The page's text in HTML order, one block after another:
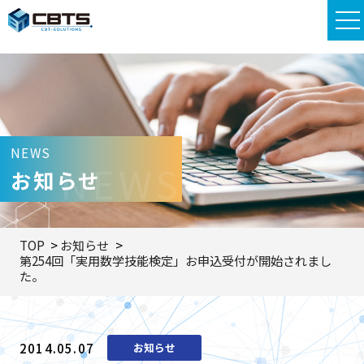
NEWS
お知らせNEWS
TOP
お知らせ
第254回「実用数学技能検定」お申込受付が開始されまし
た。
2014.05.07 お知らせ